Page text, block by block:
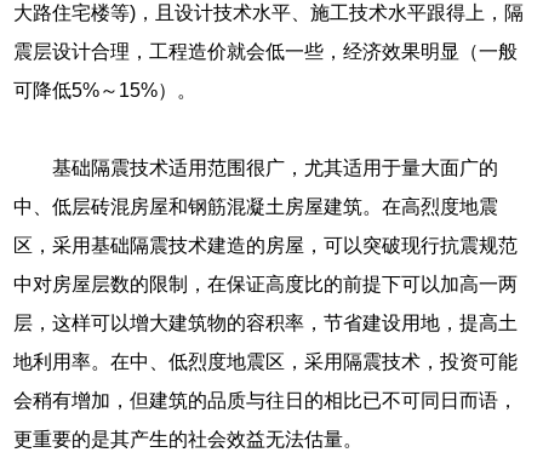
大路住宅楼等)，且设计技术水平、施工技术水平跟得上，隔
震层设计合理，工程造价就会低一些，经济效果明显（一般
可降低5%～15%）。
基础隔震技术适用范围很广，尤其适用于量大面广的
中、低层砖混房屋和钢筋混凝土房屋建筑。在高烈度地震
区，采用基础隔震技术建造的房屋，可以突破现行抗震规范
中对房屋层数的限制，在保证高度比的前提下可以加高一两
层，这样可以增大建筑物的容积率，节省建设用地，提高土
地利用率。在中、低烈度地震区，采用隔震技术，投资可能
会稍有增加，但建筑的品质与往日的相比已不可同日而语，
更重要的是其产生的社会效益无法估量。